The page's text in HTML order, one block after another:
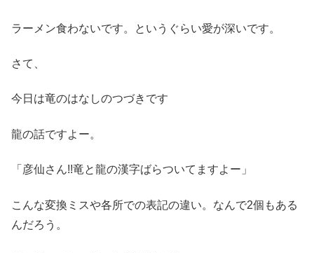
ラーメン食わないです。というぐらい愛が深いです。
さて、
今日は竜のはなしのつづきです
龍の話ですよー。
「彦仙さん!!竜と龍の漢字ばらついてますよー」
こんな変換ミスや各所での表記の違い。なんで2個もある
んだろう。